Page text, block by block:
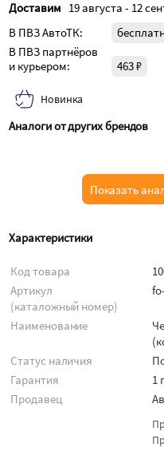
Доставим 19 августа - 12
В ПВЗ АвтоТК:
В ПВЗ партнёров
и курьером:
463 ₽
Новинка
Аналоги от других брендов
Показать
Характеристики
Код товара
Артикул
(каталожный номер)
Наименование
Статус наличия
Гарантия
1
Продавец